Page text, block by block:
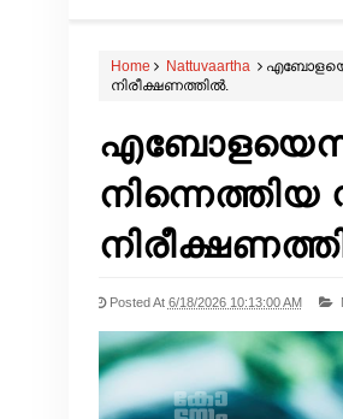
Home Nattuvaartha
നിരീക്ഷണത്തിൽ.
നിന്നെത്തിയ
Posted At 6/18/2026 10:13:00 AM